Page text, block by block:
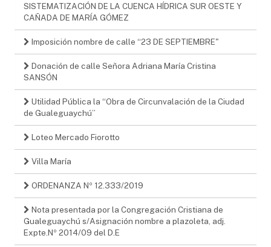
SISTEMATIZACIÓN DE LA CUENCA HÍDRICA SUR OESTE Y
CAÑADA DE MARÍA GÓMEZ
Imposición nombre de calle “23 DE SEPTIEMBRE"
Donación de calle Señora Adriana María Cristina
SANSÓN
Utilidad Pública la “Obra de Circunvalación de la Ciudad
de Gualeguaychú”
Loteo Mercado Fiorotto
Villa María
ORDENANZA Nº 12.333/2019
Nota presentada por la Congregación Cristiana de
Gualeguaychú s/Asignación nombre a plazoleta, adj.
Expte.Nº 2014/09 del D.E